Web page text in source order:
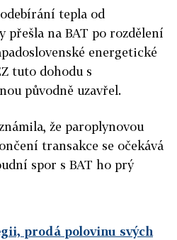
tepla od
přešla na BAT po rozdělení
energetické
tuto dohodu s
původně uzavřel.
že paroplynovou
transakce se očekává
spor s BAT ho prý
prodá polovinu svých